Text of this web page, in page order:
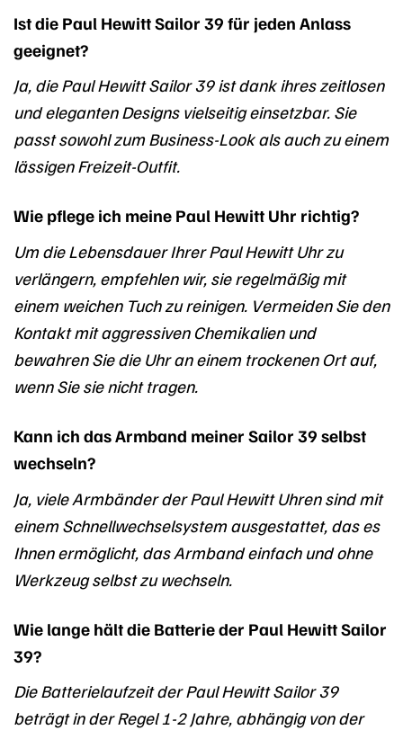
Ist die Paul Hewitt Sailor 39 für jeden Anlass
geeignet?
Ja, die Paul Hewitt Sailor 39 ist dank ihres zeitlosen
und eleganten Designs vielseitig einsetzbar. Sie
passt sowohl zum Business-Look als auch zu einem
lässigen Freizeit-Outfit.
Wie pflege ich meine Paul Hewitt Uhr richtig?
Um die Lebensdauer Ihrer Paul Hewitt Uhr zu
verlängern, empfehlen wir, sie regelmäßig mit
einem weichen Tuch zu reinigen. Vermeiden Sie den
Kontakt mit aggressiven Chemikalien und
bewahren Sie die Uhr an einem trockenen Ort auf,
wenn Sie sie nicht tragen.
Kann ich das Armband meiner Sailor 39 selbst
wechseln?
Ja, viele Armbänder der Paul Hewitt Uhren sind mit
einem Schnellwechselsystem ausgestattet, das es
Ihnen ermöglicht, das Armband einfach und ohne
Werkzeug selbst zu wechseln.
Wie lange hält die Batterie der Paul Hewitt Sailor
39?
Die Batterielaufzeit der Paul Hewitt Sailor 39
beträgt in der Regel 1-2 Jahre, abhängig von der